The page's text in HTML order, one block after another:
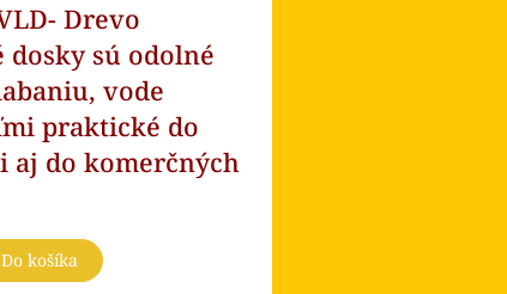
Drevo
sú odolné
vode
praktické do
aj do komerčných
Do košíka